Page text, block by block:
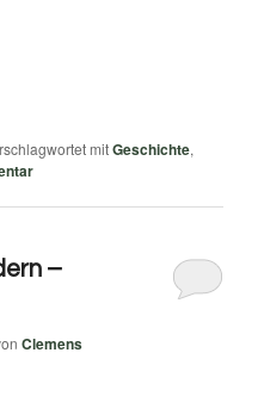
mitGeschichte,
–
Clemens